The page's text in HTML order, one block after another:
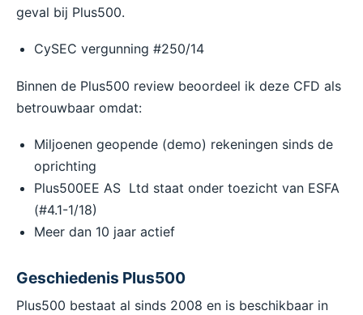
geval bij Plus500.
CySEC vergunning #250/14
Binnen de Plus500 review beoordeel ik deze CFD als
betrouwbaar omdat:
Miljoenen geopende (demo) rekeningen sinds de
oprichting
Plus500EE AS Ltd staat onder toezicht van ESFA
(#4.1-1/18)
Meer dan 10 jaar actief
Geschiedenis Plus500
Plus500 bestaat al sinds 2008 en is beschikbaar in